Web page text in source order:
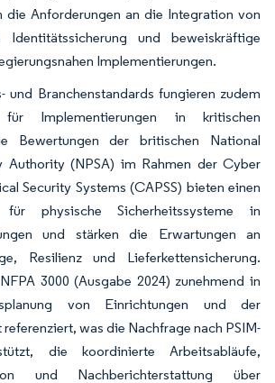
die Anforderungen an die Integration von
Identitätssicherung und beweiskräftige
Implementierungen.
und Branchenstandards fungieren zudem
Implementierungen in kritischen
Bewertungen der britischen National
Authority (NPSA) im Rahmen der Cyber
Security Systems (CAPSS) bieten einen
für physische Sicherheitssysteme in
und stärken die Erwartungen an
Resilienz und Lieferkettensicherung.
3000 (Ausgabe 2024) zunehmend in
von Einrichtungen und der
was die Nachfrage nach PSIM-
die koordinierte Arbeitsabläufe,
und Nachberichterstattung über